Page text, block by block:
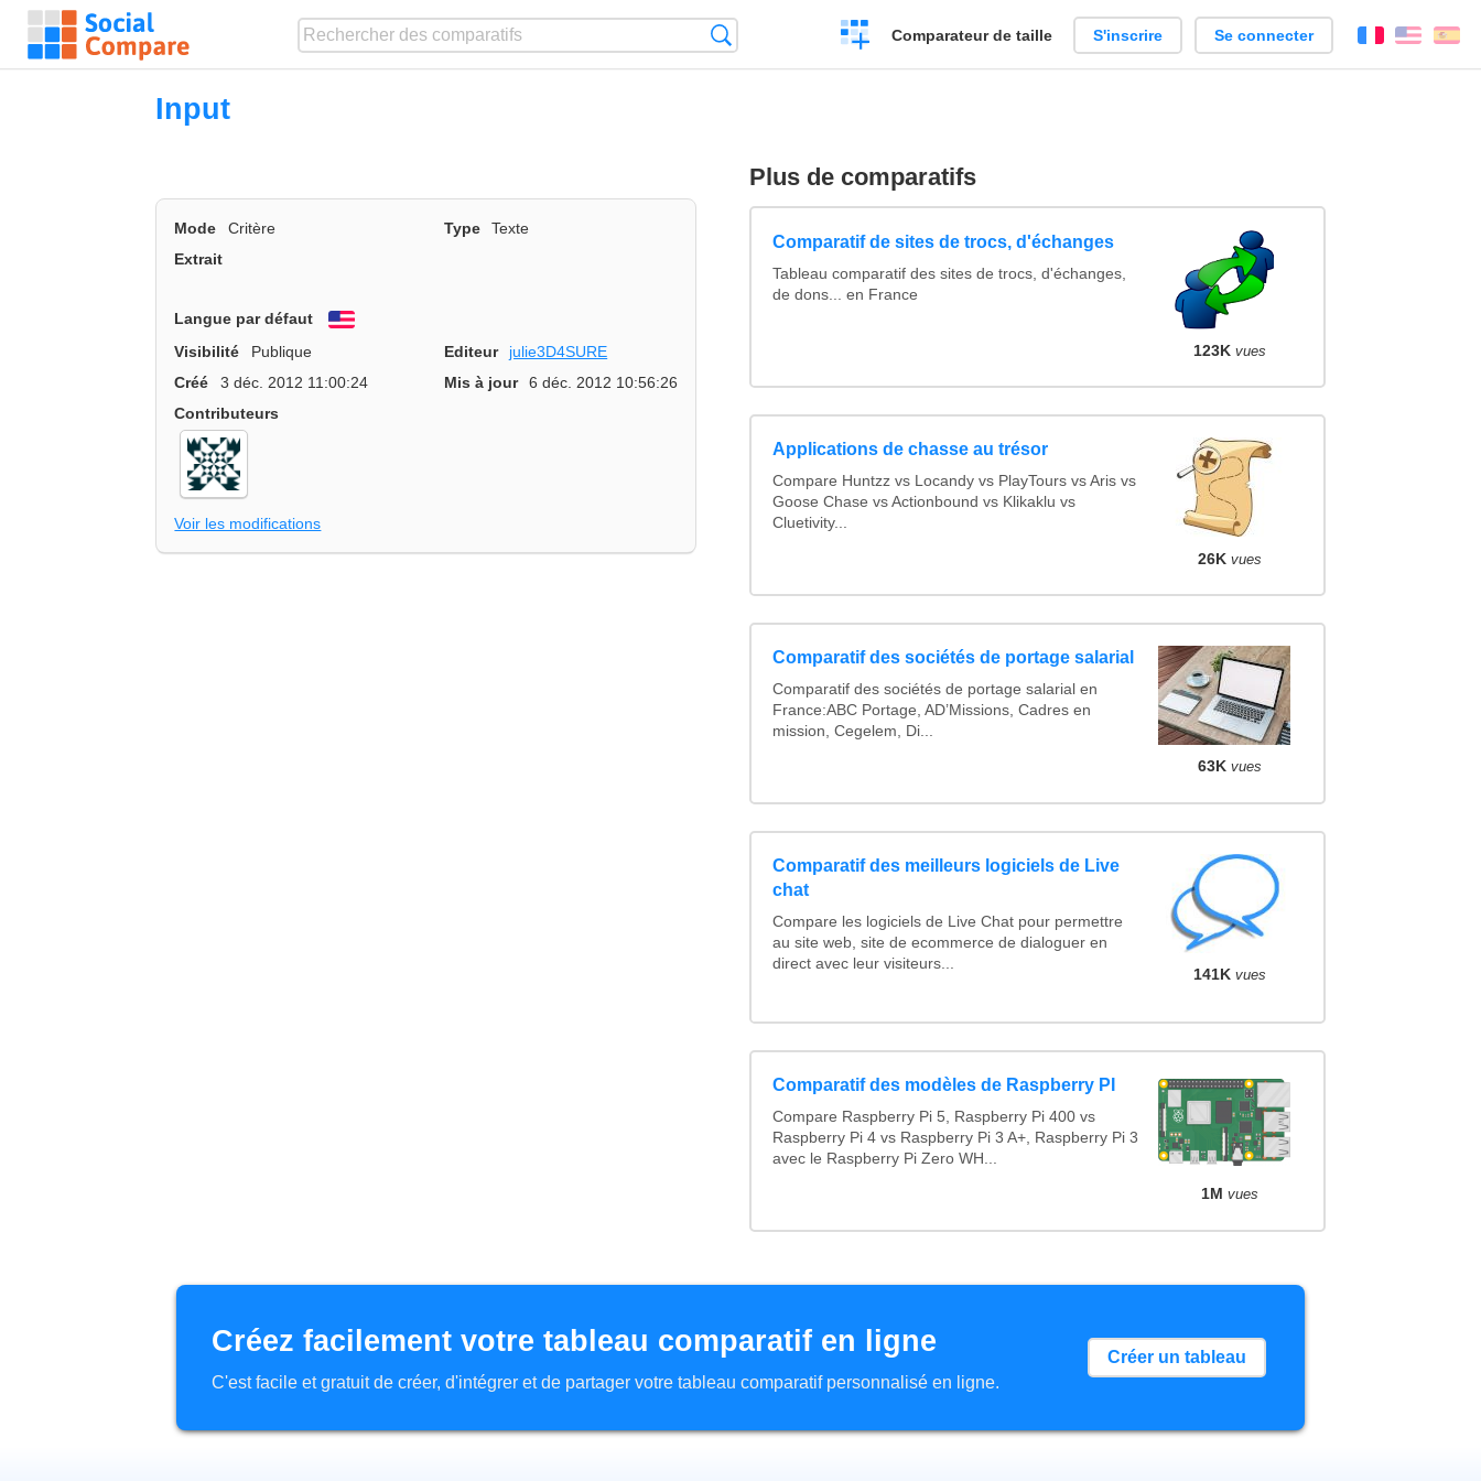
Créer
un
Comparateur de taille S'inscrire Se connecter FrançaisEnglish
Input
Mode Critère Type
Texte
Extrait
Langue par défaut
Visibilité
Publique Editeur
julie3D4SURE
Créé
3 déc. 2012 11:00:24 Mis à jour
6 déc. 2012 10:56:26
Contributeurs
Voir les modifications
Plus de comparatifs
Comparatif de sites de trocs, d'échanges
Tableau comparatif des sites de trocs, d'échanges,
de dons... en France
123K vues
Applications de chasse au trésor
Compare Huntzz vs Locandy vs PlayTours vs Aris vs
Goose Chase vs Actionbound vs Klikaklu vs
Cluetivity...
26K vues
Comparatif des sociétés de portage salarial
Comparatif des sociétés de portage salarial en
France:ABC Portage, AD’Missions, Cadres en
mission, Cegelem, Di...
63K vues
Comparatif des meilleurs logiciels de Live
chat
Compare les logiciels de Live Chat pour permettre
au site web, site de ecommerce de dialoguer en
direct avec leur visiteurs...
141K vues
Comparatif des modèles de Raspberry PI
Compare Raspberry Pi 5, Raspberry Pi 400 vs
Raspberry Pi 4 vs Raspberry Pi 3 A+, Raspberry Pi 3
avec le Raspberry Pi Zero WH...
1M vues
Créez facilement votre tableau comparatif en ligne
C'est facile et gratuit de créer, d'intégrer et de partager votre tableau comparatif personnalisé en ligne.
Créer un tableau